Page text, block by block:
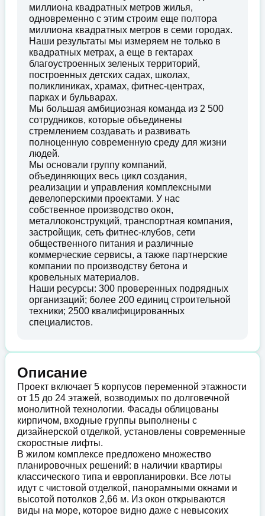
миллиона квадратных метров жилья,
одновременно с этим строим еще полтора
миллиона квадратных метров в семи городах.
Наши результаты мы измеряем не только в
квадратных метрах, а еще в гектарах
благоустроенных зеленых территорий,
построенных детских садах, школах,
поликлиниках, храмах, фитнес-центрах,
парках и бульварах.
Мы большая амбициозная команда из 2 500
сотрудников, которые объединены
стремлением создавать и развивать
полноценную современную среду для жизни
людей.
Мы основали группу компаний,
объединяющих весь цикл создания,
реализации и управления комплексными
девелоперскими проектами. У нас
собственное производство окон,
металлоконструкций, транспортная компания,
застройщик, сеть фитнес-клубов, сети
общественного питания и различные
коммерческие сервисы, а также партнерские
компании по производству бетона и
кровельных материалов.
Наши ресурсы: 300 проверенных подрядных
организаций; более 200 единиц строительной
техники; 2500 квалифицированных
специалистов.
Описание
Проект включает 5 корпусов переменной этажности
от 15 до 24 этажей, возводимых по долговечной
монолитной технологии. Фасады облицованы
кирпичом, входные группы выполнены с
дизайнерской отделкой, установлены современные
скоростные лифты.
В жилом комплексе предложено множество
планировочных решений: в наличии квартиры
классического типа и европланировки. Все лоты
идут с чистовой отделкой, панорамными окнами и
высотой потолков 2,66 м. Из окон открываются
виды на море, которое видно даже с невысоких